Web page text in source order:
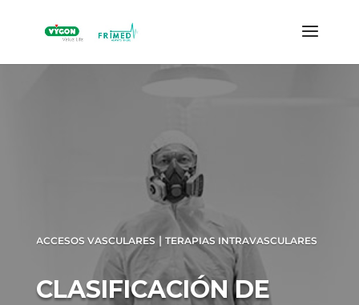
ACCESOS VASCULARES | TERAPIAS INTRAVASCULARES
CLASIFICACIÓN DE